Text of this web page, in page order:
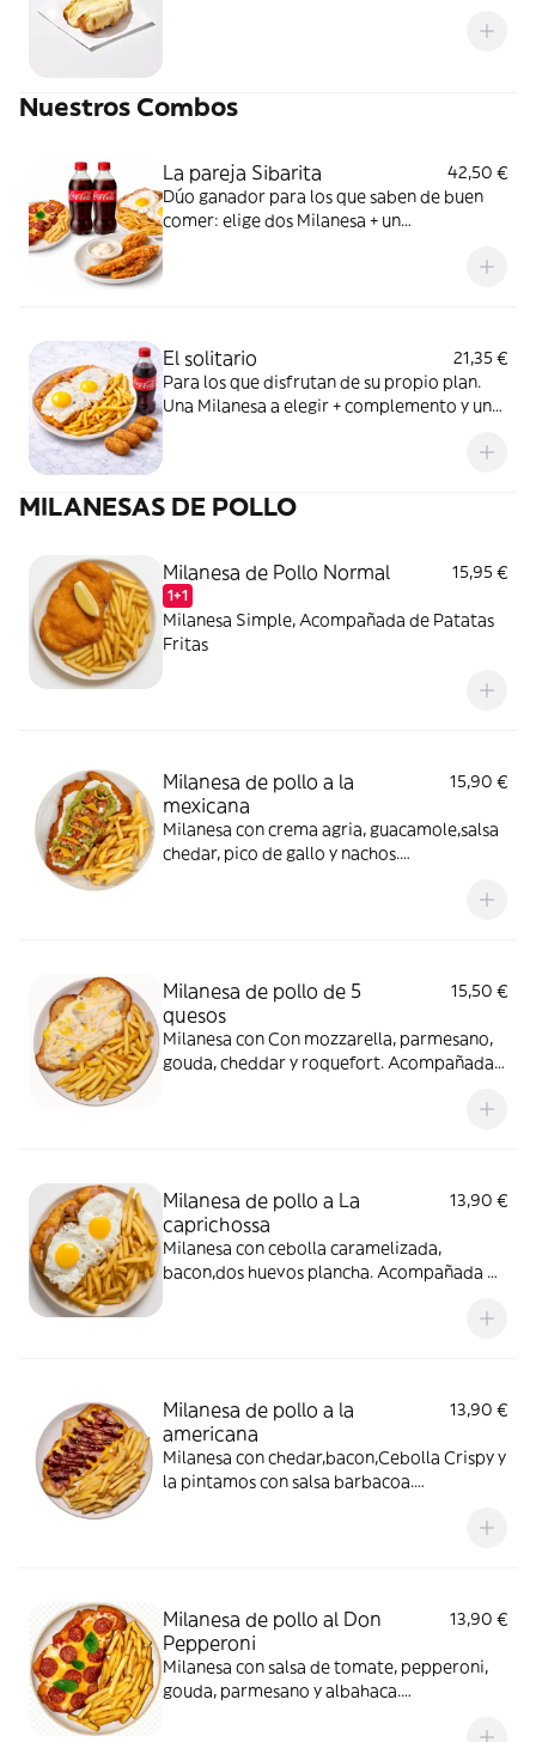
Nuestros Combos
La pareja Sibarita
42,50 €
Dúo ganador para los que saben de buen
comer: elige dos Milanesa + un
El solitario
21,35 €
Para los que disfrutan de su propio plan.
Una Milanesa a elegir + complemento y un
MILANESAS DE POLLO
Milanesa de Pollo Normal
1+1
15,95 €
Milanesa Simple, Acompañada de Patatas
Fritas
Milanesa de pollo a la
mexicana
15,90 €
Milanesa con crema agria, guacamole,salsa
chedar, pico de gallo y nachos.
Milanesa de pollo de 5
quesos
15,50 €
Milanesa con Con mozzarella, parmesano,
gouda, cheddar y roquefort. Acompañada
Milanesa de pollo a La
caprichossa
13,90 €
Milanesa con cebolla caramelizada,
bacon,dos huevos plancha. Acompañada de
Milanesa de pollo a la
americana
13,90 €
Milanesa con chedar,bacon,Cebolla Crispy y
la pintamos con salsa barbacoa.
Milanesa de pollo al Don
Pepperoni
13,90 €
Milanesa con salsa de tomate, pepperoni,
gouda, parmesano y albahaca.